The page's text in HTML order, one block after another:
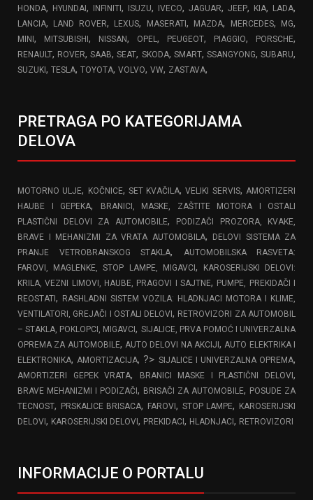
HONDA, HYUNDAI, INFINITI, ISUZU, IVECO, JAGUAR, JEEP, KIA, LADA,
LANCIA, LAND ROVER, LEXUS, MASERATI, MAZDA, MERCEDES, MG,
MINI, MITSUBISHI, NISSAN, OPEL, PEUGEOT, PIAGGIO, PORSCHE,
RENAULT, ROVER,SAAB,SEAT, SKODA, SMART, SSANGYONG,SUBARU,
SUZUKI, TESLA, TOYOTA, VOLVO, VW, ZASTAVA,
PRETRAGA PO KATEGORIJAMA
DELOVA
MOTORNO ULJE, KOČNICE, SET KVAČILA,VELIKI SERVIS,AMORTIZERI
HAUBE I GEPEKA,
BRANICI, MASKE, ZAŠTITE MOTORA I OSTALI
PLASTIČNI DELOVI ZA AUTOMOBILE,
PODIZAČI PROZORA, KVAKE,
BRAVE I MEHANIZMI ZA VRATA AUTOMOBILA,
DELOVI SISTEMA ZA
PRANJE VETROBRANSKOG STAKLA,
AUTOMOBILSKA RASVETA:
FAROVI, MAGLENKE, STOP LAMPE, MIGAVCI,
KAROSERIJSKI DELOVI:
KRILA, VEZNI LIMOVI, HAUBE, PRAGOVI I SAJTNE, PUMPE, PREKIDAČI I
REOSTATI, RASHLADNI SISTEM VOZILA: HLADNJACI MOTORA I KLIME,
VENTILATORI, GREJAČI I OSTALI DELOVI, RETROVIZORI ZA AUTOMOBIL
– STAKLA, POKLOPCI, MIGAVCI, SIJALICE, PRVA POMOĆ I UNIVERZALNA
OPREMA ZA AUTOMOBILE,AUTO DELOVI NA AKCIJI,AUTO ELEKTRIKA I
ELEKTRONIKA,AMORTIZACIJA, ?> SIJALICE I UNIVERZALNA OPREMA,
AMORTIZERI GEPEK VRATA, BRANICI MASKE I PLASTIČNI DELOVI,
BRAVE MEHANIZMI I PODIZAČI, BRISAČI ZA AUTOMOBILE, POSUDE ZA
TECNOST, PRSKALICE BRISACA, FAROVI, STOP LAMPE, KAROSERIJSKI
DELOVI, KAROSERIJSKI DELOVI, PREKIDACI, HLADNJACI, RETROVIZORI
INFORMACIJE O PORTALU